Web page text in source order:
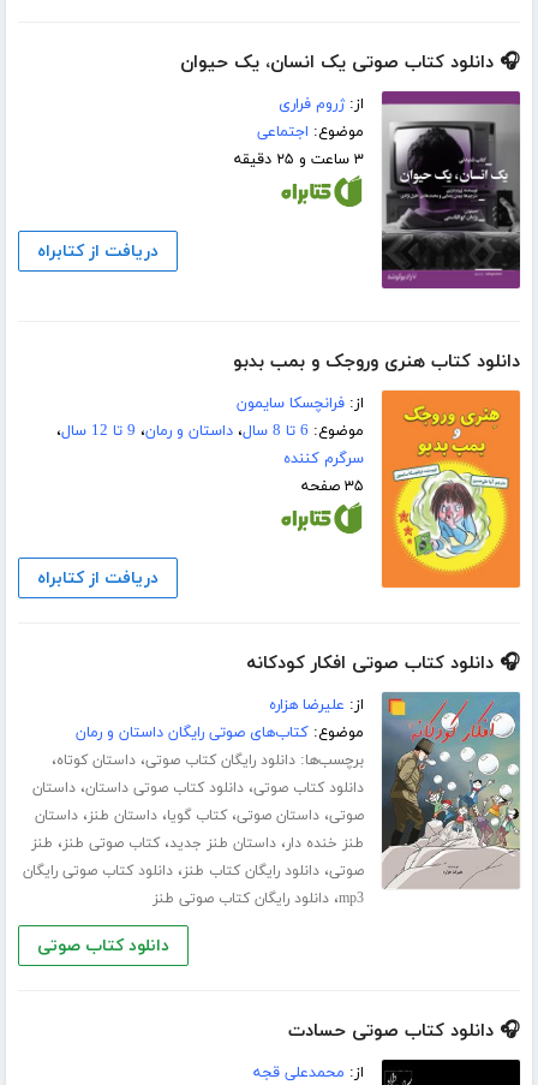
🎧 دانلود کتاب صوتی یک انسان، یک حیوان
از:ژروم فراری
موضوع: اجتماعی
۳ ساعت و ۲۵ دقیقه
دریافت از کتابراه
دانلود کتاب هنری وروجک و بمب بدبو
از:فرانچسکا سایمون
موضوع: 6 تا 8 سال ،داستان و رمان، 9 تا 12 سال
،
سرگرم کننده
۳۵ صفحه
دریافت از کتابراه
🎧 دانلود کتاب صوتی افکار کودکانه
از: علیرضا هزاره
موضوع:کتاب‌های صوتی رایگان داستان و رمان
برچسب‌ها:دانلود رایگان کتاب صوتی،داستان کوتاه،
دانلود کتاب صوتی،دانلود کتاب صوتی داستان،داستان
صوتی،داستان صوتی،کتاب گویا،داستان طنز،داستان
طنز خنده دار،داستان طنز جدید،کتاب صوتی طنز، طنز
صوتی،دانلود رایگان کتاب طنز،دانلود کتاب صوتی رایگان
mp3،دانلود رایگان کتاب صوتی طنز
دانلود کتاب صوتی
🎧 دانلود کتاب صوتی حسادت
از: محمدعلی قجه